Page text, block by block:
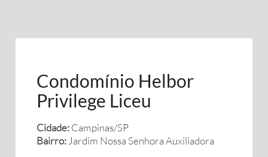
Condomínio Helbor
Privilege Liceu
Cidade:Campinas/SP
Bairro: Jardim Nossa Senhora Auxiliadora